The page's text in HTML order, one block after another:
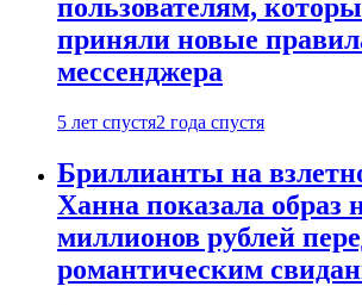
пользователям,
приняли новые
мессенджера
5 лет спустя2 года спустя
Бриллианты на
Ханна показала образ
миллионов рублей
романтическим